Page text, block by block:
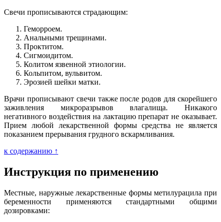
Свечи прописываются страдающим:
Геморроем.
Анальными трещинами.
Проктитом.
Сигмоидитом.
Колитом язвенной этиологии.
Кольпитом, вульвитом.
Эрозией шейки матки.
Врачи прописывают свечи также после родов для скорейшего
заживления микроразрывов влагалища. Никакого
негативного воздействия на лактацию препарат не оказывает.
Прием любой лекарственной формы средства не является
показанием прерывания грудного вскармливания.
к содержанию ↑
Инструкция по применению
Местные, наружные лекарственные формы метилурацила при
беременности применяются стандартными общими
дозировками: